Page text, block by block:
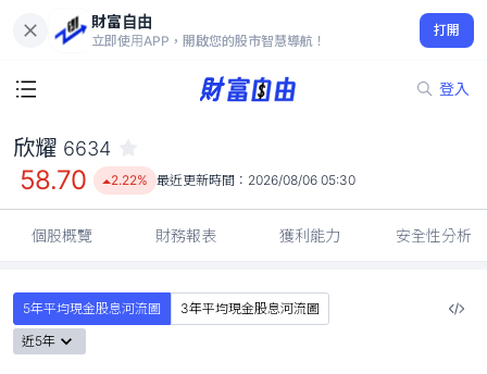
財富自由
立即使用APP，開啟您的股市智慧導航！
打開
登入
58.70
2.22%
欣耀 6634
58.70 2.22% 最近更新時間： 2026/08/06 05:30
個股概覽 財務報表 獲利能力 安全性分析
5年平均現金股息河流圖
3年平均現金股息河流圖
近5年